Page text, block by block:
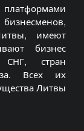
платформами
имеют
бизнес
стран
Всех их
Литвы